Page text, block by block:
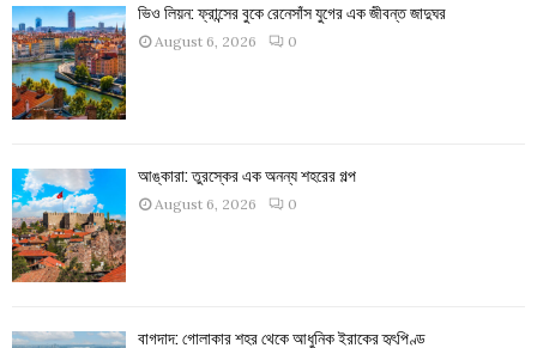
ভিও লিয়ন: ফ্রান্সের বুকে রেনেসাঁস যুগের এক জীবন্ত জাদুঘর
August 6, 2026 0
আঙ্কারা: তুরস্কের এক অনন্য শহরের গল্প
August 6, 2026 0
বাগদাদ: গোলাকার শহর থেকে আধুনিক ইরাকের হৃৎপিণ্ড